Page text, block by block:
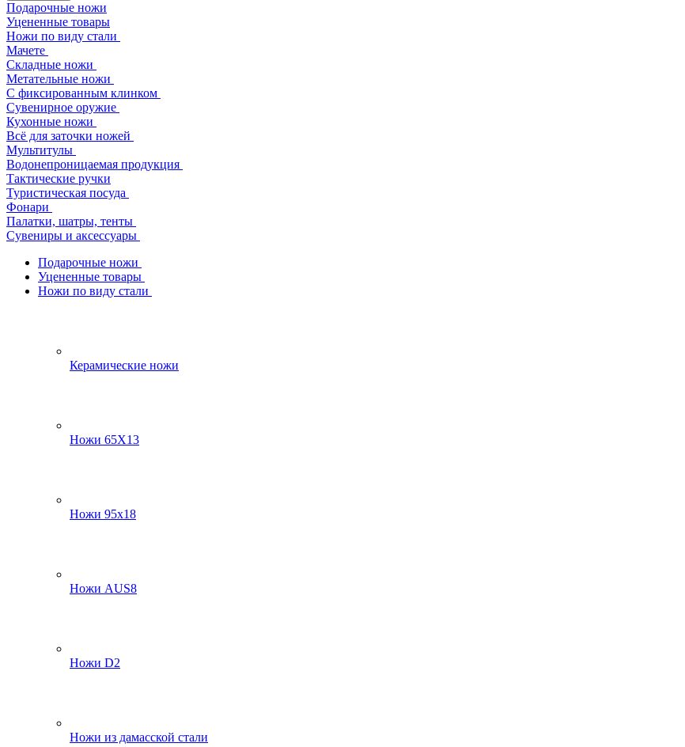
Подарочные ножи
Уцененные товары
Ножи по виду стали
Мачете
Складные ножи
Метательные ножи
С фиксированным клинком
Сувенирное оружие
Кухонные ножи
Всё для заточки ножей
Мультитулы
Водонепроницаемая продукция
Тактические ручки
Туристическая посуда
Фонари
Палатки, шатры, тенты
Сувениры и аксессуары
Подарочные ножи
Уцененные товары
Ножи по виду стали
Керамические ножи
Ножи 65Х13
Ножи 95х18
Ножи AUS8
Ножи D2
Ножи из дамасской стали